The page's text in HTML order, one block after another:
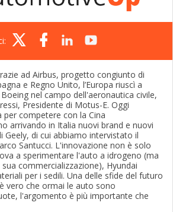
ad Airbus, progetto congiunto di
e Regno Unito, l’Europa riuscì a
nel campo dell'aeronautica civile,
Presidente di Motus-E. Oggi
per competere con la Cina
arrivando in Italia nuovi brand e nuovi
Geely, di cui abbiamo intervistato il
Santucci. L'innovazione non è solo
a sperimentare l'auto a idrogeno (ma
commercializzazione), Hyundai
per i sedili. Una delle sfide del futuro
vero che ormai le auto sono
l'argomento è più importante che